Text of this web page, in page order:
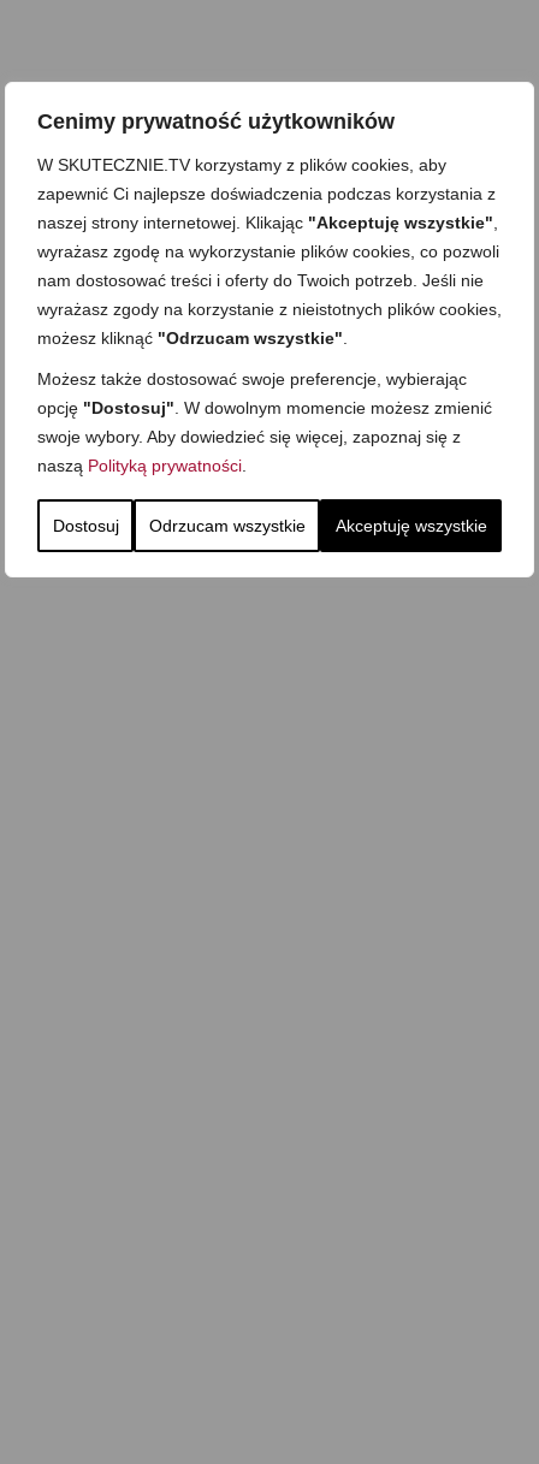
Cenimy prywatność użytkowników
W SKUTECZNIE.TV korzystamy z plików cookies, aby
zapewnić Ci najlepsze doświadczenia podczas korzystania z
naszej strony internetowej. Klikając "Akceptuję wszystkie"
wyrażasz zgodę na wykorzystanie plików cookies, co pozwoli
nam dostosować treści i oferty do Twoich potrzeb. Jeśli nie
wyrażasz zgody na korzystanie z nieistotnych plików cookies,
możesz kliknąć "Odrzucam wszystkie"
Możesz także dostosować swoje preferencje, wybierając
opcję "Dostosuj" . W dowolnym momencie możesz zmienić
swoje wybory. Aby dowiedzieć się więcej, zapoznaj się z
naszą Polityką prywatności
Dostosuj Odrzucam wszystkie Akceptuję wszystkie